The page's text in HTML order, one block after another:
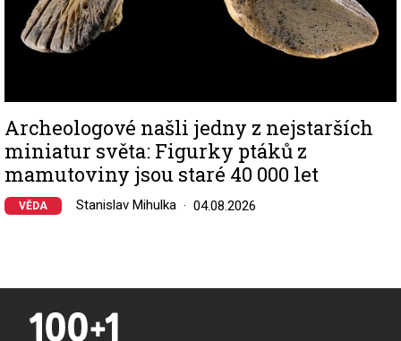
Archeologové našli jedny z nejstarších
miniatur světa: Figurky ptáků z
mamutoviny jsou staré 40 000 let
VĚDA Stanislav Mihulka 04.08.2026